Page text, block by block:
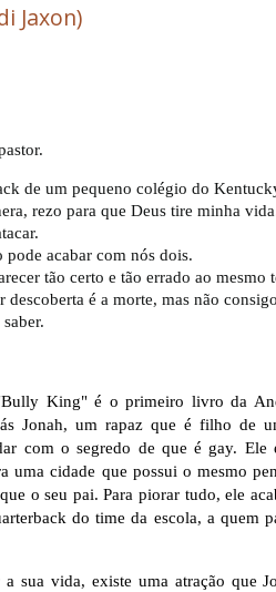
Jaxon)
de um pequeno colégio do
rezo para que Deus tire minha
pode acabar com nós dois.
tão certo e tão errado ao mesmo
descoberta é a morte, mas não
King" é o primeiro livro da
Jonah, um rapaz que é filho de
com o segredo de que é gay. Ele
uma cidade que possui o mesmo
o seu pai. Para piorar tudo, ele
do time da escola, a quem
sua vida, existe uma atração que